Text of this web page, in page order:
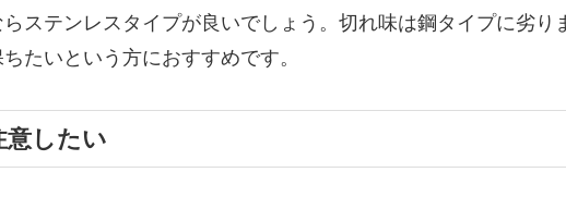
ステンレスタイプが良いでしょう。切れ味は鋼タイプに劣
たいという方におすすめです。
意したい